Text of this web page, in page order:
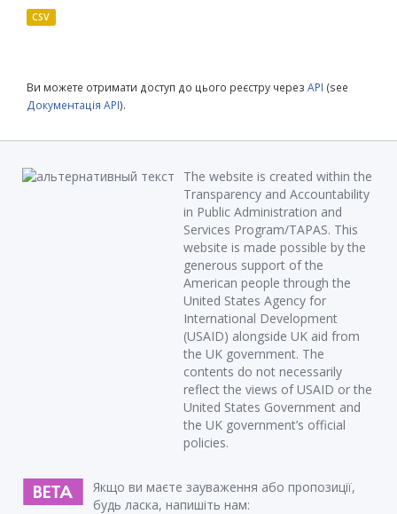
CSV
Ви можете отримати доступ до цього реєстру через API (see
Документація API).
The website is created within the
Transparency and Accountability
in Public Administration and
Services Program/TAPAS. This
website is made possible by the
generous support of the
American people through the
United States Agency for
International Development
(USAID) alongside UK aid from
the UK government. The
contents do not necessarily
reflect the views of USAID or the
United States Government and
the UK government’s official
policies.
Якщо ви маєте зауваження або пропозиції,
будь ласка, напишіть нам: